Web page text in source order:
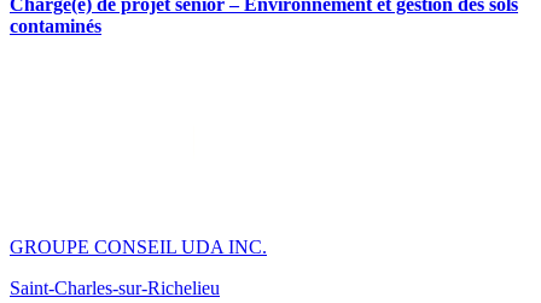
contaminés
GROUPE CONSEIL UDA INC.
Saint-Charles-sur-Richelieu